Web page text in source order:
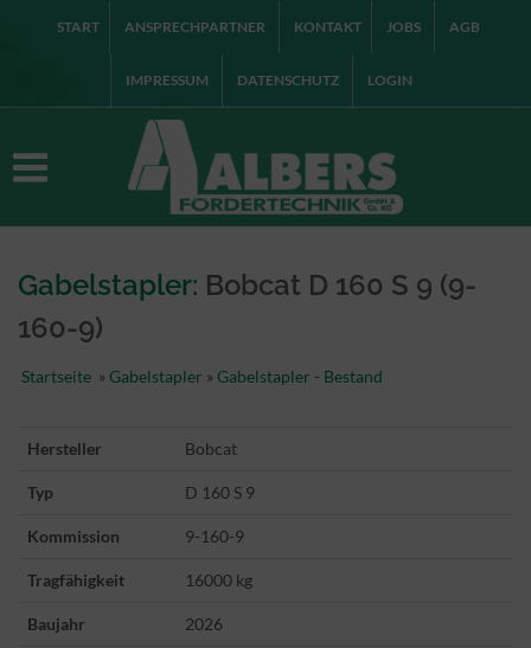
START ANSPRECHPARTNER KONTAKT JOBS AGB
IMPRESSUM DATENSCHUTZ LOGIN
Gabelstapler: Bobcat D 160 S 9 (9-
160-9)
Startseite » Gabelstapler » Gabelstapler - Bestand
Hersteller Bobcat
Typ D 160 S 9
Kommission 9-160-9
Tragfähigkeit 16000 kg
Baujahr 2026